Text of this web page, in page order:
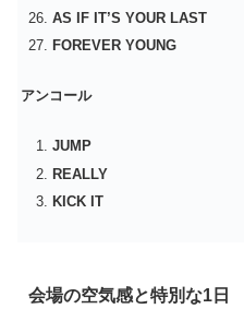
AS IF IT’S YOUR LAST
FOREVER YOUNG
アンコール
JUMP
REALLY
KICK IT
会場の空気感と特別な1日